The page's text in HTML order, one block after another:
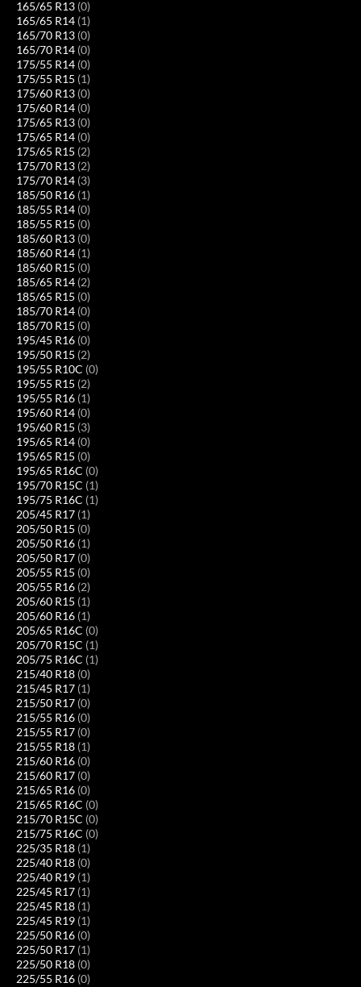
165/65 R13 (0)
165/65 R14 (1)
165/70 R13 (0)
165/70 R14 (0)
175/55 R14 (0)
175/55 R15 (1)
175/60 R13 (0)
175/60 R14 (0)
175/65 R13 (0)
175/65 R14 (0)
175/65 R15 (2)
175/70 R13 (2)
175/70 R14 (3)
185/50 R16 (1)
185/55 R14 (0)
185/55 R15 (0)
185/60 R13 (0)
185/60 R14 (1)
185/60 R15 (0)
185/65 R14 (2)
185/65 R15 (0)
185/70 R14 (0)
185/70 R15 (0)
195/45 R16 (0)
195/50 R15 (2)
195/55 R10C (0)
195/55 R15 (2)
195/55 R16 (1)
195/60 R14 (0)
195/60 R15 (3)
195/65 R14 (0)
195/65 R15 (0)
195/65 R16C (0)
195/70 R15C (1)
195/75 R16C (1)
205/45 R17 (1)
205/50 R15 (0)
205/50 R16 (1)
205/50 R17 (0)
205/55 R15 (0)
205/55 R16 (2)
205/60 R15 (1)
205/60 R16 (1)
205/65 R16C (0)
205/70 R15C (1)
205/75 R16C (1)
215/40 R18 (0)
215/45 R17 (1)
215/50 R17 (0)
215/55 R16 (0)
215/55 R17 (0)
215/55 R18 (1)
215/60 R16 (0)
215/60 R17 (0)
215/65 R16 (0)
215/65 R16C (0)
215/70 R15C (0)
215/75 R16C (0)
225/35 R18 (1)
225/40 R18 (0)
225/40 R19 (1)
225/45 R17 (1)
225/45 R18 (1)
225/45 R19 (1)
225/50 R16 (0)
225/50 R17 (1)
225/50 R18 (0)
225/55 R16 (0)